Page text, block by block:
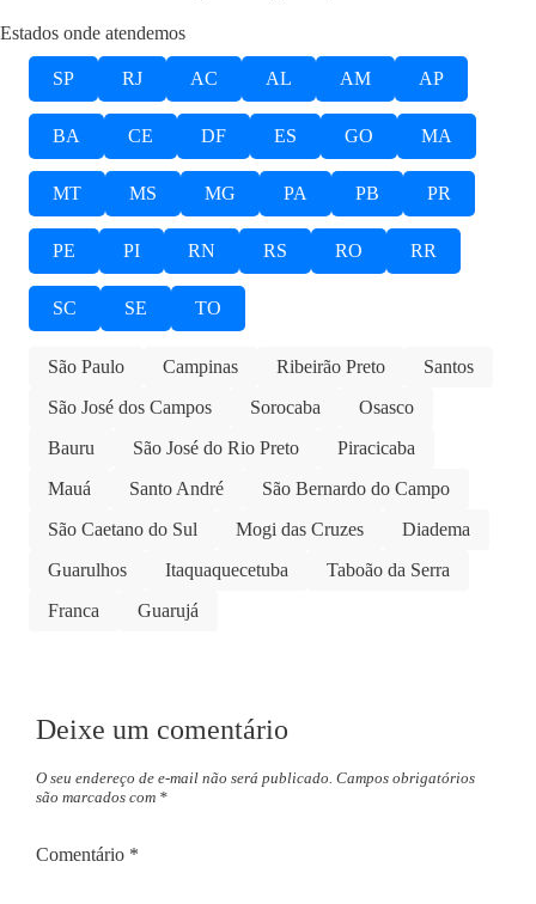
Estados onde atendemos
SP RJ AC AL AM AP
BA CE DF ES GO MA
MT MS MG PA PB PR
PE PI RN RS RO RR
SC SE TO
São Paulo Campinas Ribeirão Preto
Santos
São José dos Campos
Sorocaba
Osasco
Bauru
São José do Rio Preto
Piracicaba
Mauá
Santo André
São Bernardo do Campo
São Caetano do Sul
Mogi das Cruzes
Diadema
Guarulhos
Itaquaquecetuba
Taboão da Serra
Franca
Guarujá
Deixe um comentário
O seu endereço de e-mail não será publicado. Campos obrigatórios
são marcados com *
Comentário *